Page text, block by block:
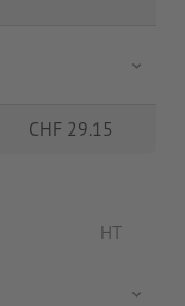
CHF 29.15
HT